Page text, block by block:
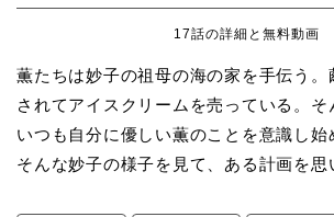
17話の詳細と無料動画
薫たちは妙子の祖母の海の家を手伝う。
されてアイスクリームを売っている。そ
いつも自分に優しい薫のことを意識し始
そんな妙子の様子を見て、ある計画を思